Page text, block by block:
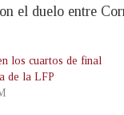
el duelo entre
los cuartos de final
de la LFP